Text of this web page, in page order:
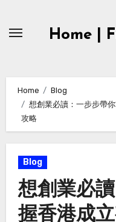
Home |
Home
Blog
想創業必讀：一步步帶
攻略
Blog
想創業必
握香港成